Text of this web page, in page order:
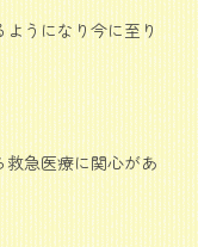
うになり今に至り
急医療に関心があ